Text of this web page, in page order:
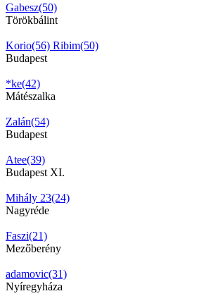
Gabesz(50)
Törökbálint
Korio(56) Ribim(50)
Budapest
*ke(42)
Mátészalka
Zalán(54)
Budapest
Atee(39)
Budapest XI.
Mihály 23(24)
Nagyréde
Faszi(21)
Mezőberény
adamovic(31)
Nyíregyháza